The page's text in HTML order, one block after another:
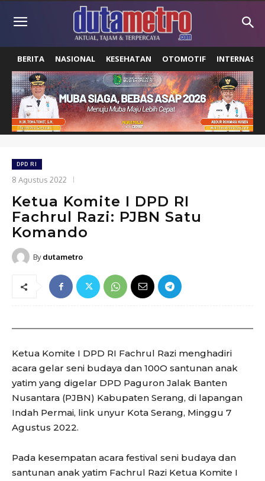
BERITA NASIONAL KESEHATAN OTOMOTIF
DPD RI
8 Agustus 2022
Ketua Komite I DPD RI
Fachrul Razi: PJBN Satu
Komando
By dutametro
Ketua Komite I DPD RI Fachrul Razi menghadiri
acara gelar seni budaya dan 100O santunan anak
yatim yang digelar DPD Paguron Jalak Banten
Nusantara (PJBN) Kabupaten Serang, di lapangan
Indah Permai, link unyur Kota Serang, Minggu 7
Agustus 2022.
Pada kesempatan acara festival seni budaya dan
santunan anak yatim Fachrul Razi Ketua Komite I